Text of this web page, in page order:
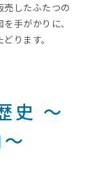
したふたつの
手がかりに、
ります。
史 ～